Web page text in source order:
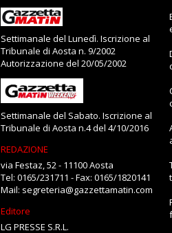
Settimanale del Lunedì. Iscrizione al
Tribunale di Aosta n. 9/2002
Autorizzazione del 20/05/2002
Settimanale del Sabato. Iscrizione al
Tribunale di Aosta n.4 del 4/10/2016
REDAZIONE
via Festaz, 52 - 11100 Aosta
Tel: 0165/231711 - Fax: 0165/1820141
Mail: segreteria@gazzettamatin.com
Editore
LG PRESSE S.R.L.